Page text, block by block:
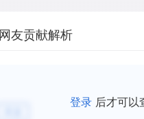
网友贡献解析
登录 后才可